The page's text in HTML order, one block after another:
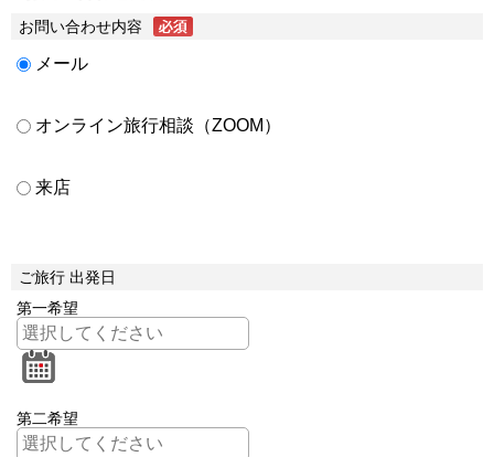
お問い合わせ内容
メール
オンライン旅行相談（ZOOM）
来店
ご旅行 出発日
第一希望
第二希望